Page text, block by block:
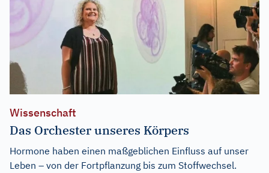
Wissenschaft
Das Orchester unseres Körpers
Hormone haben einen maßgeblichen Einfluss auf unser
Leben – von der Fortpflanzung bis zum Stoffwechsel.